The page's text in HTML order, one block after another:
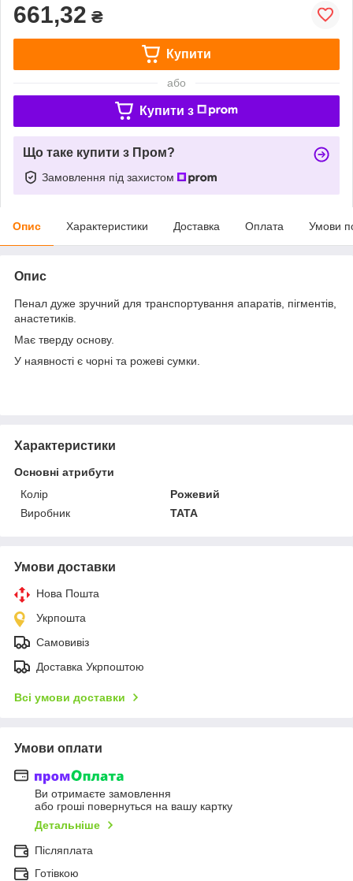
661,32 ₴
Купити
або
Купити з
Що таке купити з Пром?
Замовлення під захистом
Опис Характеристики Доставка Оплата Умови
Опис
Пенал дуже зручний для транспортування апаратів, пігментів,
анастетиків.
Має тверду основу.
У наявності є чорні та рожеві сумки.
Характеристики
Основні атрибути
Колір
Рожевий
Виробник
TATA
Умови доставки
Нова Пошта
Укрпошта
Самовивіз
Доставка Укрпоштою
Всі умови доставки
Умови оплати
Ви отримаєте замовлення
або гроші повернуться на вашу картку
Детальніше
Післяплата
Готівкою